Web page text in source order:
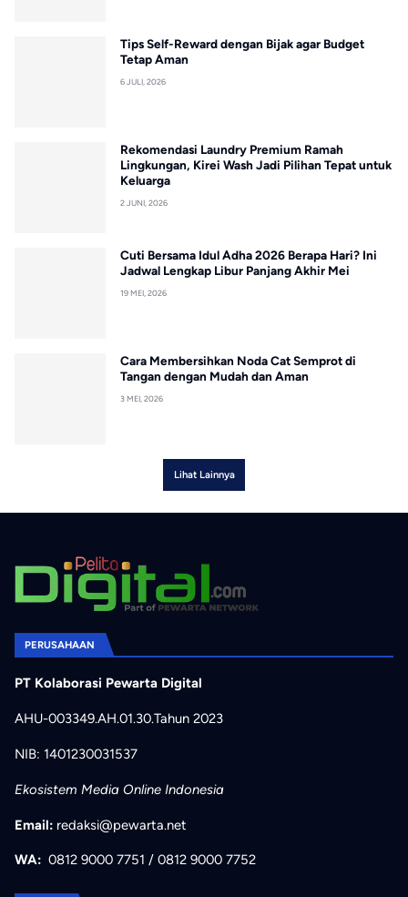
Tips Self-Reward dengan Bijak agar Budget
Tetap Aman
6 JULI, 2026
Rekomendasi Laundry Premium Ramah
Lingkungan, Kirei Wash Jadi Pilihan Tepat untuk
Keluarga
2 JUNI, 2026
Cuti Bersama Idul Adha 2026 Berapa Hari? Ini
Jadwal Lengkap Libur Panjang Akhir Mei
19 MEI, 2026
Cara Membersihkan Noda Cat Semprot di
Tangan dengan Mudah dan Aman
3 MEI, 2026
Lihat Lainnya
PERUSAHAAN
PT Kolaborasi Pewarta Digital
AHU-003349.AH.01.30.Tahun 2023
NIB: 1401230031537
Ekosistem Media Online Indonesia
Email: redaksi@pewarta.net
WA: 0812 9000 7751 / 0812 9000 7752